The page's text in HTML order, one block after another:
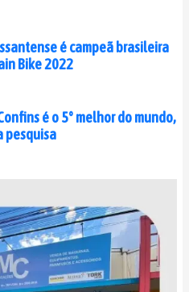
é campeã brasileira
Bike 2022
é o 5° melhor do mundo,
pesquisa